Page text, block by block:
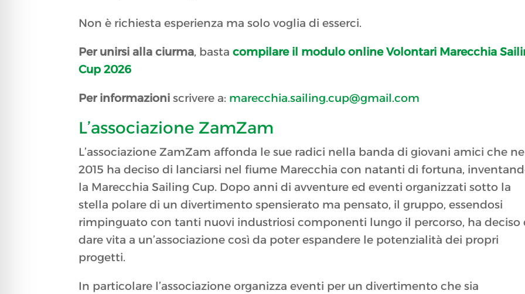
Non è richiesta esperienza ma solo voglia di esserci.
Per unirsi alla ciurma, bastacompilare il modulo online Volontari Marecchia
Cup 2026
Per informazioni scrivere a: marecchia.sailing.cup@gmail.com
L’associazione ZamZam
L’associazione ZamZam affonda le sue radici nella banda di giovani amici che
2015 ha deciso di lanciarsi nel fiume Marecchia con natanti di fortuna,
la Marecchia Sailing Cup. Dopo anni di avventure ed eventi organizzati sotto la
stella polare di un divertimento spensierato ma pensato, il gruppo, essendosi
rimpinguato con tanti nuovi industriosi componenti lungo il percorso, ha deciso
dare vita a un’associazione così da poter espandere le potenzialità dei propri
progetti.
In particolare l’associazione organizza eventi per un divertimento che sia